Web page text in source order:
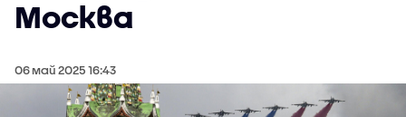
Москва
06 май 2025 16:43